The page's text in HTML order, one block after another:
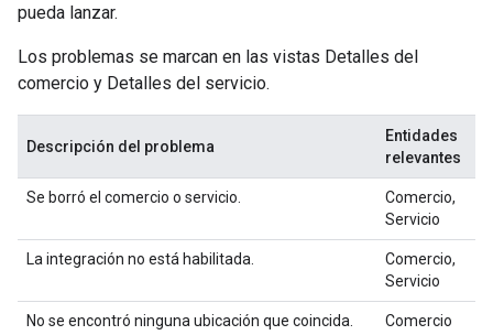
pueda lanzar.
Los problemas se marcan en las vistas Detalles del
comercio y Detalles del servicio.
Descripción del problema
Entidades
relevantes
Se borró el comercio o servicio.
Comercio,
Servicio
La integración no está habilitada.
Comercio,
Servicio
No se encontró ninguna ubicación que coincida. Comercio